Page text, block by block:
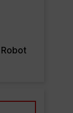
Robot